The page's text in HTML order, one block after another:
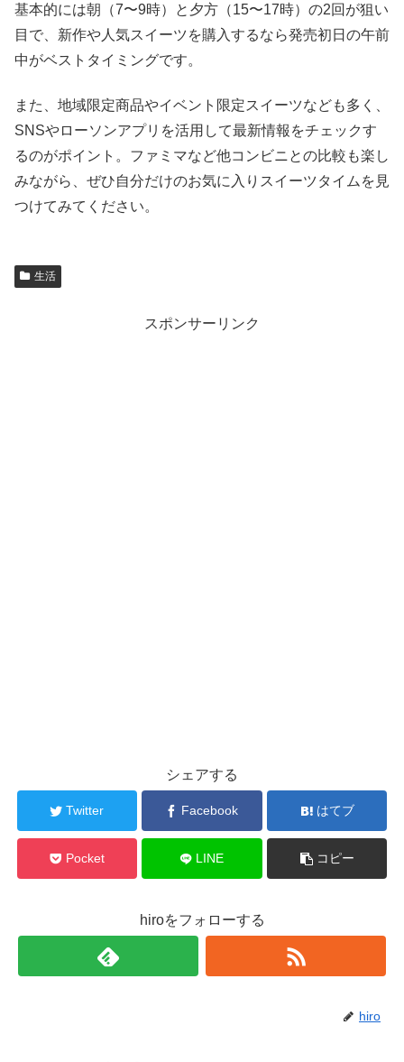
基本的には朝（7〜9時）と夕方（15〜17時）の2回が狙い
目で、新作や人気スイーツを購入するなら発売初日の午前
中がベストタイミングです。
また、地域限定商品やイベント限定スイーツなども多く、
SNSやローソンアプリを活用して最新情報をチェックす
るのがポイント。ファミマなど他コンビニとの比較も楽し
みながら、ぜひ自分だけのお気に入りスイーツタイムを見
つけてみてください。
生活
スポンサーリンク
シェアする
Twitter Facebook はてブ
Pocket LINE コピー
hiroをフォローする
hiro